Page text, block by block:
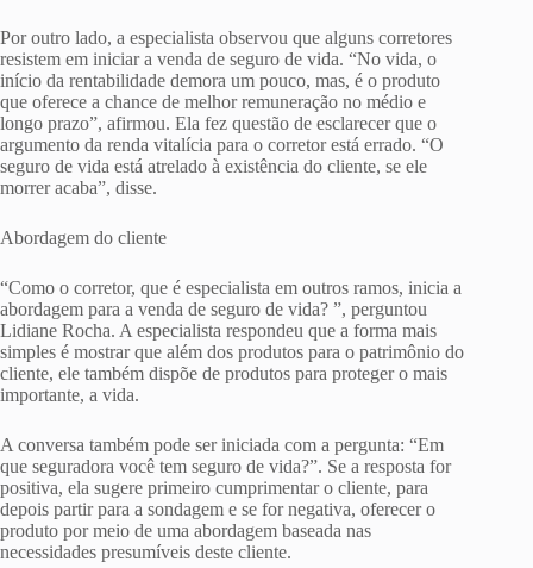
Por outro lado, a especialista observou que alguns corretores
resistem em iniciar a venda de seguro de vida. “No vida, o
início da rentabilidade demora um pouco, mas, é o produto
que oferece a chance de melhor remuneração no médio e
longo prazo”, afirmou. Ela fez questão de esclarecer que o
argumento da renda vitalícia para o corretor está errado. “O
seguro de vida está atrelado à existência do cliente, se ele
morrer acaba”, disse.
Abordagem do cliente
“Como o corretor, que é especialista em outros ramos, inicia a
abordagem para a venda de seguro de vida? ”, perguntou
Lidiane Rocha. A especialista respondeu que a forma mais
simples é mostrar que além dos produtos para o patrimônio do
cliente, ele também dispõe de produtos para proteger o mais
importante, a vida.
A conversa também pode ser iniciada com a pergunta: “Em
que seguradora você tem seguro de vida?”. Se a resposta for
positiva, ela sugere primeiro cumprimentar o cliente, para
depois partir para a sondagem e se for negativa, oferecer o
produto por meio de uma abordagem baseada nas
necessidades presumíveis deste cliente.